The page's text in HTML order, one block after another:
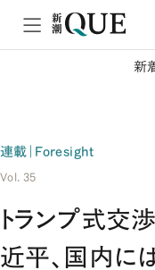
新
連載｜Foresight
Vol. 35
トランプ式交
近平、国内には